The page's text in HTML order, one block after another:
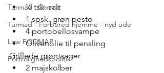
Turmad i Omnia
Turmad - Forbered hjemme - nyd ude
Low FODMAP
Fortrolighedspolitik
¼ tsk. salt
1 spsk. grøn pesto
4 portobellosvampe
Olivenolie til pensling
Grillede grøntsager
2 majskolber